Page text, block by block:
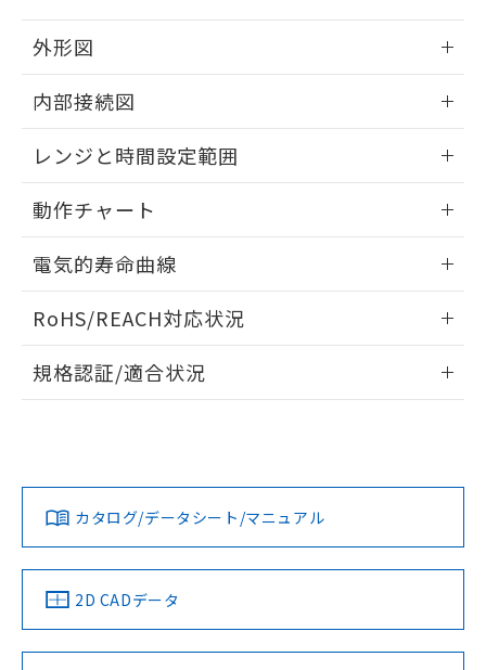
外形図
外形図
内部接続図
内部接続図
レンジと時間設定範囲
レンジと時間設定範囲
動作チャート
動作チャート
電気的寿命曲線
電気的寿命曲線
RoHS/REACH対応状況
EU RoHS 注意事項・凡例
対応済み
中国 RoHS 注意事項・凡例
規格認証/適合状況
LR型式承認
（イギリス
船舶規格）
DNV型式承認
（ノルウェー
BV型式承認
（フランス
KR型式
（韓国
Yes No No No
カタログ/データシート/マニュアル
2D CADデータ
登録された部品リストについて、当社
引・商談に必要な範囲で利用すること
をご了承ください。
※当社の共同利用者とは、"個人情報
の共同利用に関して"
用者の範囲」に記載されている法人を
指します。
※3 非含有証明書ダウンロード
下記の非含有証明書をダウンロードするこ
とができます。
EU RoHS指令（10物質）の非含有証明書
51物質の非含有証明書（当社基準）
※本証明書は発行日時点で非含有を証明す
ものではありません。
また、RoHS指令のフタル酸エステル類４
物質の対応では、対応完了までの期間は出
荷製品に未対応品が混在することから備考
欄に対応日を記載しておりました。
既に当社にて対応品への在庫切替を完了
り、2022年1月12日より割愛しておりま
す。